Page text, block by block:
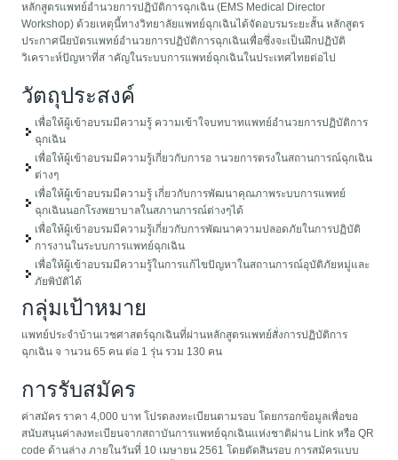
หลักสูตรแพทย์อำนวยการปฏิบัติการฉุกเฉิน (EMS Medical Director
Workshop) ด้วยเหตุนี้ทางวิทยาลัยแพทย์ฉุกเฉินได้จัดอบรมระยะสั้น หลักสูตร
ประกาศนียบัตรแพทย์อำนวยการปฏิบัติการฉุกเฉินเพื่อซึ่งจะเป็นฝึกปฏิบัติ
วิเคราะห์ปัญหาที่ส าคัญในระบบการแพทย์ฉุกเฉินในประเทศไทยต่อไป
วัตถุประสงค์
เพื่อให้ผู้เข้าอบรมมีความรู้ ความเข้าใจบทบาทแพทย์อำนวยการปฏิบัติการ
ฉุกเฉิน
เพื่อให้ผู้เข้าอบรมมีความรู้เกี่ยวกับการอ านวยการตรงในสถานการณ์ฉุกเฉิน
ต่างๆ
เพื่อให้ผู้เข้าอบรมมีความรู้ เกี่ยวกับการพัฒนาคุณภาพระบบการแพทย์
ฉุกเฉินนอกโรงพยาบาลในสภานการณ์ต่างๆได้
เพื่อให้ผู้เข้าอบรมมีความรู้เกี่ยวกับการพัฒนาความปลอดภัยในการปฏิบัติ
การงานในระบบการแพทย์ฉุกเฉิน
เพื่อให้ผู้เข้าอบรมมีความรู้ในการแก้ไขปัญหาในสถานการณ์อุบัติภัยหมู่และ
ภัยพิบัติได้
กลุ่มเป้าหมาย
แพทย์ประจำบ้านเวชศาสตร์ฉุกเฉินที่ผ่านหลักสูตรแพทย์สั่งการปฏิบัติการ
ฉุกเฉิน จ านวน 65 คน ต่อ 1 รุ่น รวม 130 คน
การรับสมัคร
ค่าสมัคร ราคา 4,000 บาท โปรดลงทะเบียนตามรอบ โดยกรอกข้อมูลเพื่อขอ
สนับสนุนค่าลงทะเบียนจากสถาบันการแพทย์ฉุกเฉินแห่งชาติผ่าน Link หรือ QR
code ด้านล่าง ภายในวันที่ 10 เมษายน 2561 โดยตัดสินรอบ การสมัครแบบ